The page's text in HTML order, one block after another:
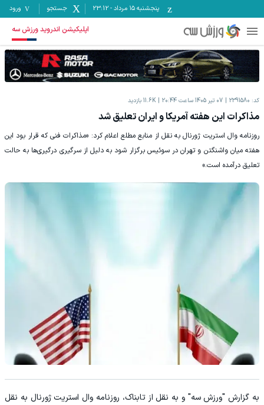
پنجشنبه ۱۵ مرداد -
23:12 جستجو ورود
اپلیکیشن اندروید ورزش سه
کد: 2391580 07 تیر 1405 ساعت 20:44 11.6K بازدید
مذاکرات این هفته آمریکا و ایران تعلیق شد
روزنامه وال استریت ژورنال به نقل از منابع مطلع اعلام کرد: «مذاکرات فنی که قرار بود این
هفته میان واشنگتن و تهران در سوئیس برگزار شود به دلیل از سرگیری درگیری‌ها به حالت
تعلیق درآمده است.»
به گزارش "ورزش سه" و به نقل از تابناک، روزنامه وال استریت ژورنال به نقل